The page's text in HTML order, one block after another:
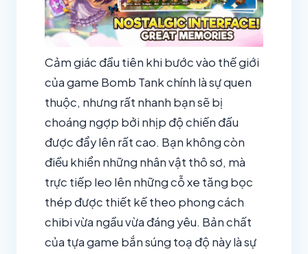
Cảm giác đầu tiên khi bước vào thế giới
của game Bomb Tank chính là sự quen
thuộc, nhưng rất nhanh bạn sẽ bị
choáng ngợp bởi nhịp độ chiến đấu
được đẩy lên rất cao. Bạn không còn
điều khiển những nhân vật thô sơ, mà
trực tiếp leo lên những cỗ xe tăng bọc
thép được thiết kế theo phong cách
chibi vừa ngầu vừa đáng yêu. Bản chất
của tựa game bắn súng toạ độ này là sự